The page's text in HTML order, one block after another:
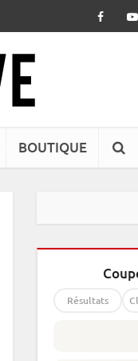
BOUTIQUE
Résultats